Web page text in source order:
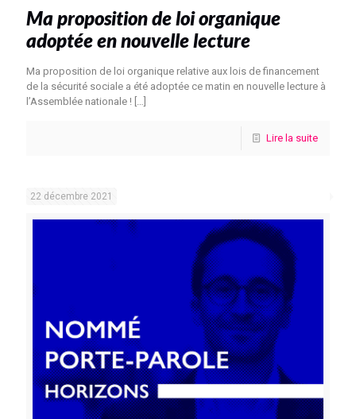
Ma proposition de loi organique
adoptée en nouvelle lecture
Ma proposition de loi organique relative aux lois de financement
de la sécurité sociale a été adoptée ce matin en nouvelle lecture à
l’Assemblée nationale ! […]
Lire la suite
22 décembre 2021